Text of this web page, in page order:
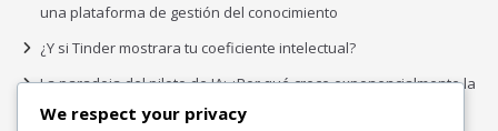
una plataforma de gestión del conocimiento
¿Y si Tinder mostrara tu coeficiente intelectual?
La paradoja del piloto de IA: ¿Por qué crece exponencialmente la
complejidad de la IA empresarial?
We respect your privacy